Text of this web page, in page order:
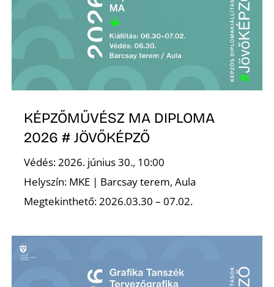
KÉPZŐMŰVÉSZ MA DIPLOMA
2026 # JÖVŐKÉPZŐ
Védés: 2026. június 30., 10:00
Helyszín: MKE | Barcsay terem, Aula
Megtekinthető: 2026.03.30 – 07.02.